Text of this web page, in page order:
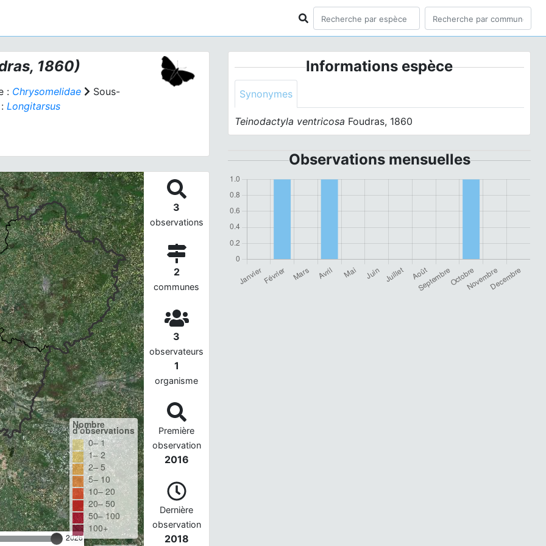
1860)
: Chrysomelidae
Sous-
Longitarsus
2026
Nombre
d'observations
0– 1
1– 2
2– 5
5– 10
10– 20
20– 50
50– 100
100+
3
observations
2
communes
3
observateurs
1
organisme
Première
observation
2016
Dernière
observation
2018
Informations espèce
Synonymes
Teinodactyla ventricosa Foudras, 1860
Observations mensuelles